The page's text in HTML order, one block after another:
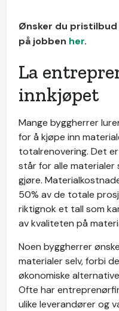
Ønsker du
på jobben her.
La
innkjøpet
Mange byggherrer
for å kjøpe inn
totalrenovering. Det
står for alle materialer
gjøre.
50% av de totale
riktignok et tall som
av kvaliteten på
Noen byggherrer
materialer selv, forbi
økonomiske
Ofte har
ulike leverandører og